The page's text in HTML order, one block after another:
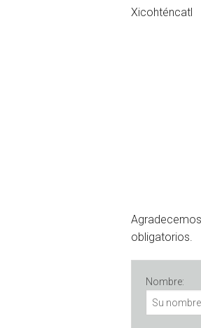
Xicohténcatl
obligatorios.
Nombre: